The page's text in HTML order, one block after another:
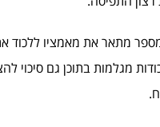
מתאר את מאמציו ללכוד
מגלמות בתוכן גם סיכוי